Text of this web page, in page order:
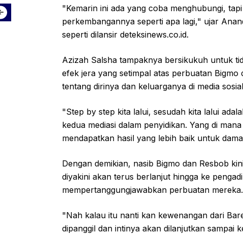
"Kemarin ini ada yang coba menghubungi,
perkembangannya seperti apa lagi," ujar
seperti dilansir deteksinews.co.id.
Azizah Salsha tampaknya bersikukuh untuk
efek jera yang setimpal atas perbuatan
tentang dirinya dan keluarganya di media
"Step by step kita lalui, sesudah kita lalui
kedua mediasi dalam penyidikan. Yang di
mendapatkan hasil yang lebih baik untuk
Dengan demikian, nasib Bigmo dan Resbob
diyakini akan terus berlanjut hingga ke
mempertanggungjawabkan perbuatan mereka.
"Nah kalau itu nanti kan kewenangan dari
dipanggil dan intinya akan dilanjutkan sampai